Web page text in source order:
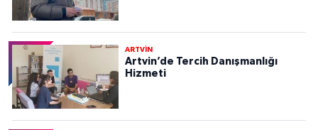
ARTVİN
Artvin’de Tercih Danışmanlığı
Hizmeti